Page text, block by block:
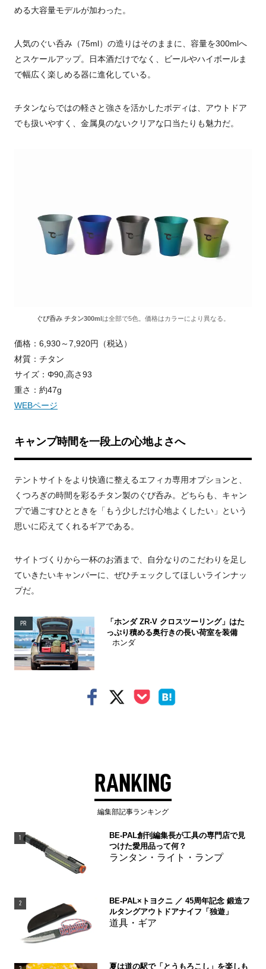
める大容量モデルが加わった。
人気のぐい呑み（75ml）の造りはそのままに、容量を300mlへ
とスケールアップ。日本酒だけでなく、ビールやハイボールま
で幅広く楽しめる器に進化している。
チタンならではの軽さと強さを活かしたボディは、アウトドア
でも扱いやすく、金属臭のないクリアな口当たりも魅力だ。
ぐび呑み チタン300mlは全部で5色。価格はカラーにより異なる。
価格：6,930～7,920円（税込）
材質：チタン
サイズ：Φ90,高さ93
重さ：約47g
WEBページ
キャンプ時間を一段上の心地よさへ
テントサイトをより快適に整えるエフィカ専用オプションと、
くつろぎの時間を彩るチタン製のぐび呑み。どちらも、キャン
プで過ごすひとときを「もう少しだけ心地よくしたい」という
思いに応えてくれるギアである。
サイトづくりから一杯のお酒まで、自分なりのこだわりを足し
ていきたいキャンパーに、ぜひチェックしてほしいラインナッ
プだ。
PR
「ホンダ ZR-V クロスツーリング」はた
っぷり積める奥行きの長い荷室を装備
ホンダ
RANKING
編集部記事ランキング
1
BE-PAL創刊編集長が工具の専門店で見
つけた愛用品って何？
ランタン・ライト・ランプ
2
BE-PAL×トヨクニ ／ 45周年記念 鍛造フ
ルタングアウトドアナイフ「独遊」
道具・ギア
夏は道の駅で「とうもろこし」を楽しも